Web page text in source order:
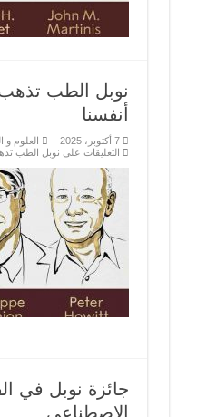
نوبل الطب
أنفسنا
7 أكتوبر، 2025
العلوم و
التعليقات على نوبل الطب
الاصطناعي.